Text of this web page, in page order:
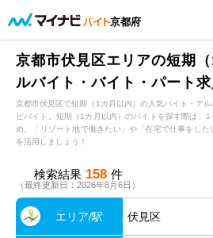
京都府
京都市伏見区エリアの短期
ルバイト・バイト・パート
京都市伏見区で短期（1カ月以内）の人気バイト・ア
ビバイト。短期（1カ月以内）のバイトを探す際は、
め、「リゾート地で働きたい」や「在宅で仕事をし
を活用しましょう！
検索結果 158 件
（最終更新日：2026年8月6日）
エリア/駅 伏見区